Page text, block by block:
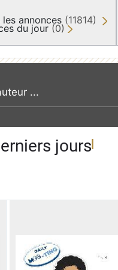
les annonces (11814)
du jour (0)
jours